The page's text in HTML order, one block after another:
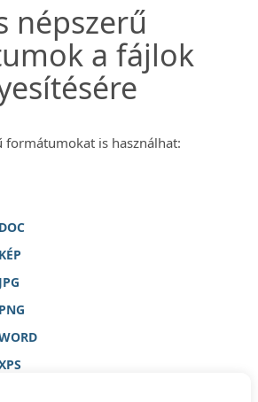
népszerű
a fájlok
formátumokat is használhat: